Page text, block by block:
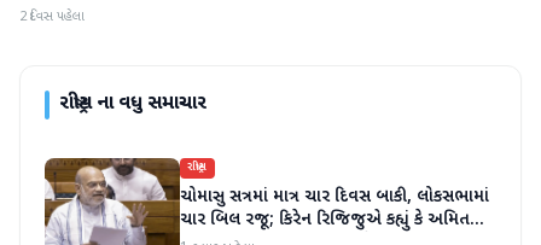
2 દિવસ પહેલા
રાષ્ટ્રીયના વધુ સમાચાર
રાષ્ટ્રીય
ચોમાસુ સત્રમાં માત્ર ચાર દિવસ બાકી, લોકસભામાં
ચાર બિલ રજૂ; કિરેન રિજિજુએ કહ્યું કે અમિત